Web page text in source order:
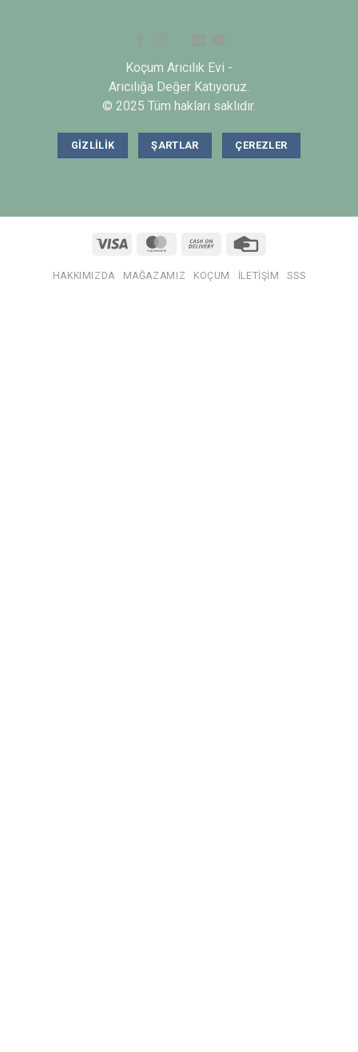
Koçum Arıcılık Evi -
Arıcılığa Değer Katıyoruz.
© 2025 Tüm hakları saklıdır.
GIZLILIK ŞARTLAR ÇEREZLER
Visa MasterCardCash
Delivery
HAKKIMIZDA MAĞAZAMIZ KOÇUM İLETIŞIM SSS